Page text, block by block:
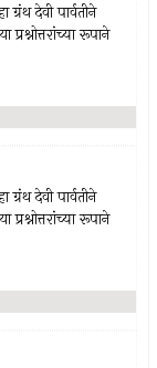
देवी पार्वतीने
प्रश्नोत्तरांच्या रूपाने
देवी पार्वतीने
प्रश्नोत्तरांच्या रूपाने